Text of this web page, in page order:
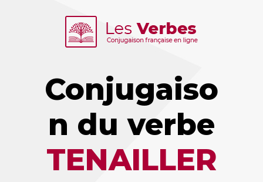
Conjugaiso
n du verbe
TENAILLER